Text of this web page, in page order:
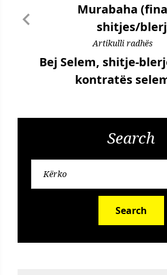
Murabaha
shitjes/
Artikulli radhës
Bej Selem, shitje-
kontratës
Search
Search